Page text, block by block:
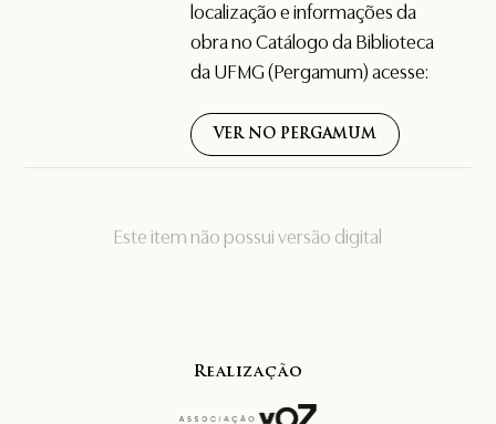
Este item não possui versão digital
localização e informações da
obra no Catálogo da Biblioteca
da UFMG (Pergamum) acesse:
VER NO PERGAMUM
Realização